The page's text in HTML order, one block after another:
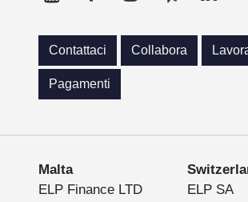
Contattaci Collabora
Pagamenti
Malta
ELP Finance LTD
ELP SA